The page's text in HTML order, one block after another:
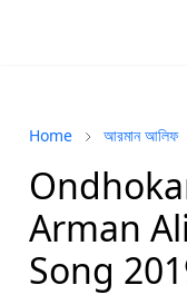
Home আরমান আলিফ
Arman
Song